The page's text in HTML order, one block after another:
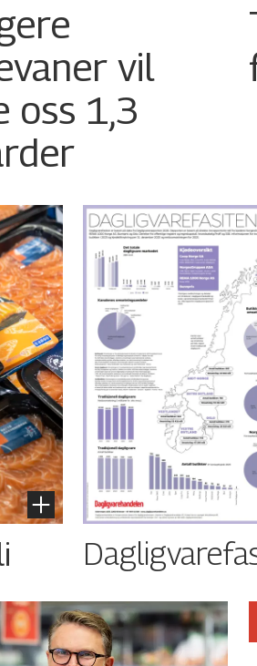
vil
oss 1,3